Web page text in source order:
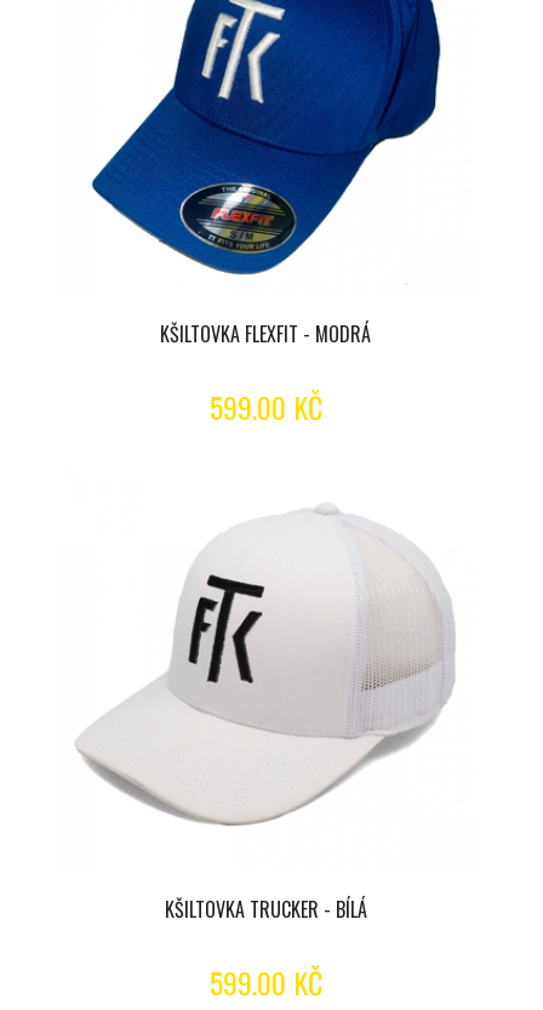
KŠILTOVKA FLEXFIT - MODRÁ
599.00 KČ
KŠILTOVKA TRUCKER - BÍLÁ
599.00 KČ